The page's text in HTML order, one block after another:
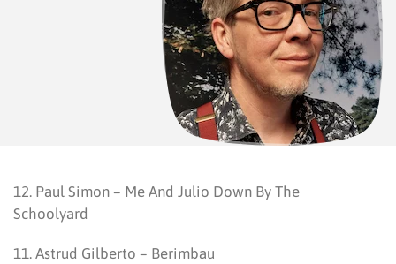
12. Paul Simon – Me And Julio Down By The
Schoolyard
11. Astrud Gilberto – Berimbau